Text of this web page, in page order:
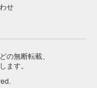
せ
の無断転載、
ます。